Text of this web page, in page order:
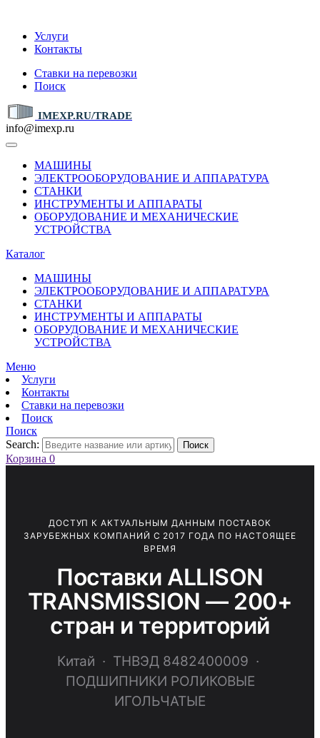
Услуги
Контакты
Ставки на перевозки
Поиск
IMEXP.RU/TRADE
info@imexp.ru
МАШИНЫ
ЭЛЕКТРООБОРУДОВАНИЕ И АППАРАТУРА
СТАНКИ
ИНСТРУМЕНТЫ И АППАРАТЫ
ОБОРУДОВАНИЕ И МЕХАНИЧЕСКИЕ
УСТРОЙСТВА
Каталог
МАШИНЫ
ЭЛЕКТРООБОРУДОВАНИЕ И АППАРАТУРА
СТАНКИ
ИНСТРУМЕНТЫ И АППАРАТЫ
ОБОРУДОВАНИЕ И МЕХАНИЧЕСКИЕ
УСТРОЙСТВА
Меню
Услуги
Контакты
Ставки на перевозки
Поиск
Поиск
Search:
Поиск
Корзина 0
ДОСТУП К АКТУАЛЬНЫМ ДАННЫМ ПОСТАВОК
ЗАРУБЕЖНЫХ КОМПАНИЙ С 2017 ГОДА ПО НАСТОЯЩЕЕ
ВРЕМЯ
Поставки ALLISON
TRANSMISSION — 200+
стран и территорий
Китай · ТНВЭД 8482400009 ·
ПОДШИПНИКИ РОЛИКОВЫЕ
ИГОЛЬЧАТЫЕ